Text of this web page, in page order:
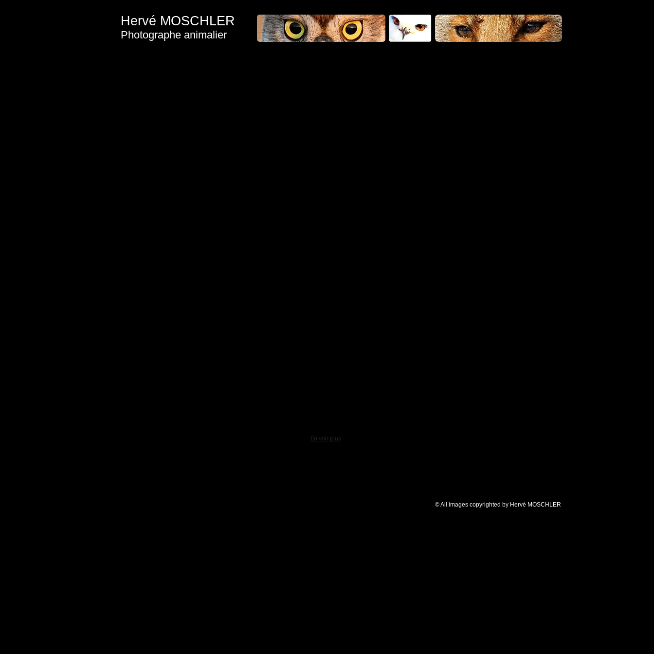
Hervé MOSCHLER
Photographe animalier
En voir plus
© All images copyrighted by Hervé MOSCHLER